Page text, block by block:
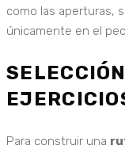
como las aperturas,
únicamente en el
Para construir una